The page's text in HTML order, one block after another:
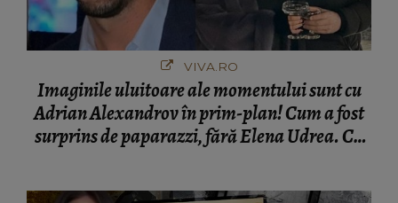
VIVA.RO
Imaginile uluitoare ale momentului sunt cu
Adrian Alexandrov în prim-plan! Cum a fost
surprins de paparazzi, fără Elena Udrea. Cu